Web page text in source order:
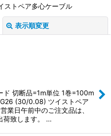
ストペア多心ケーブル
表示順変更
込む
ド 切断品=1m単位 1巻=100m
(30/0.08) ツイストペア
業日午前中のご注文品は、
荷致します。 …